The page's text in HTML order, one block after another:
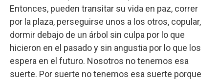
Entonces, pueden transitar su vida en paz, correr
por la plaza, perseguirse unos a los otros, copular,
dormir debajo de un árbol sin culpa por lo que
hicieron en el pasado y sin angustia por lo que los
espera en el futuro. Nosotros no tenemos esa
suerte. Por suerte no tenemos esa suerte porque